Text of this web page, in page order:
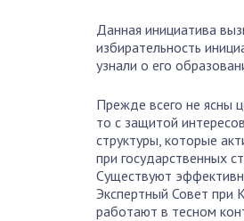
Данная инициатива
избирательность
узнали о его
Прежде всего не ясны
то с защитой
структуры, которые
при государственных
Существуют
Экспертный Совет при
работают в тесном